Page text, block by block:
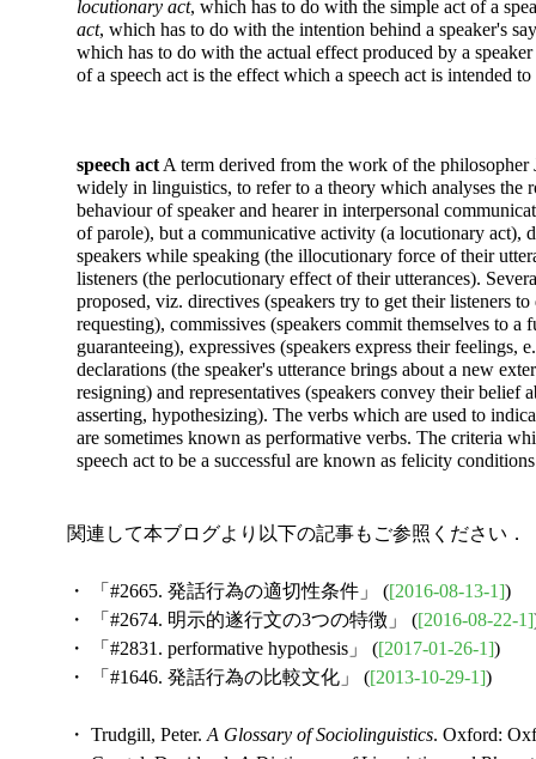
locutionary act, which has to do with the simple act of a
act, which has to do with the intention behind a speaker's
which has to do with the actual effect produced by a
of a speech act is the effect which a speech act is intended
speech act A term derived from the work of the
widely in linguistics, to refer to a theory which analyses the
behaviour of speaker and hearer in interpersonal
of parole), but a communicative activity (a locutionary act),
speakers while speaking (the illocutionary force of their
listeners (the perlocutionary effect of their utterances).
proposed, viz. directives (speakers try to get their listeners
requesting), commissives (speakers commit themselves to
guaranteeing), expressives (speakers express their
declarations (the speaker's utterance brings about a new
resigning) and representatives (speakers convey their belief
asserting, hypothesizing). The verbs which are used to
are sometimes known as performative verbs. The criteria
speech act to be a successful are known as felicity
関連して本ブログより以下の記事もご参照ください．
・ 「#2665. 発話行為の適切性条件」 ([2016-08-13-1])
・ 「#2674. 明示的遂行文の3つの特徴」 ([2016-08-22-1]
・ 「#2831. performative hypothesis」 ([2017-01-26-1])
・ 「#1646. 発話行為の比較文化」 ([2013-10-29-1])
・ Trudgill, Peter. A Glossary of Sociolinguistics. Oxford: